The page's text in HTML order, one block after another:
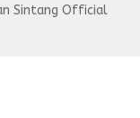
Sintang Official